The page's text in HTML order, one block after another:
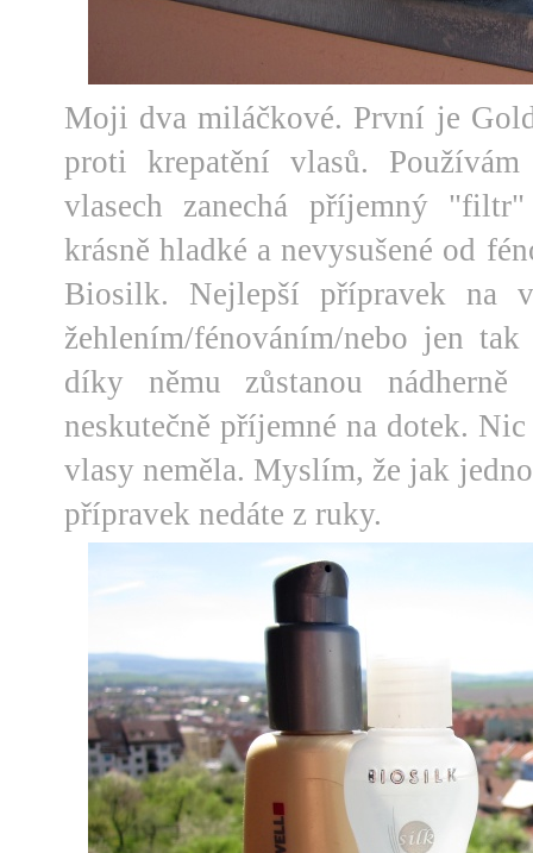
Moji dva miláčkové. První je
proti krepatění vlasů.
vlasech zanechá příjemný
krásně hladké a nevysušené od
Biosilk. Nejlepší přípravek na
žehlením/fénováním/nebo jen
díky němu zůstanou nádherně
neskutečně příjemné na dotek.
vlasy neměla. Myslím, že jak
přípravek nedáte z ruky.